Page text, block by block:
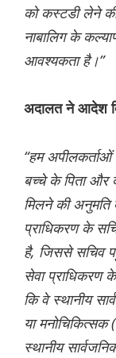
को कस्टडी लेने
नाबालिग के
आवश्यकता है।”
अदालत ने आदेश
“हम
बच्चे के पिता और
मिलने की
प्राधिकरण के
है, जिससे सचिव
सेवा प्राधिकरण
कि वे स्थानीय
या मनोचिकित्सक
स्थानीय